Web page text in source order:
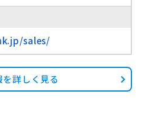
sales/
詳しく見る